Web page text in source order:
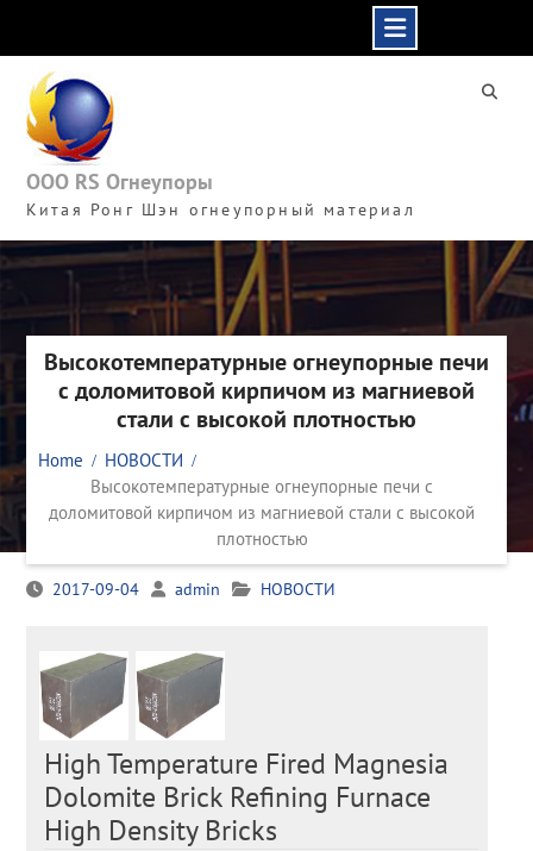
content
ООО RS Огнеупоры
Китая Ронг Шэн огнеупорный материал
Высокотемпературные огнеупорные печи
с доломитовой кирпичом из магниевой
стали с высокой плотностью
Home
НОВОСТИ
Высокотемпературные огнеупорные печи с
доломитовой кирпичом из магниевой стали с высокой
плотностью
2017-09-04 admin НОВОСТИ
High Temperature Fired Magnesia
Dolomite Brick Refining Furnace
High Density Bricks